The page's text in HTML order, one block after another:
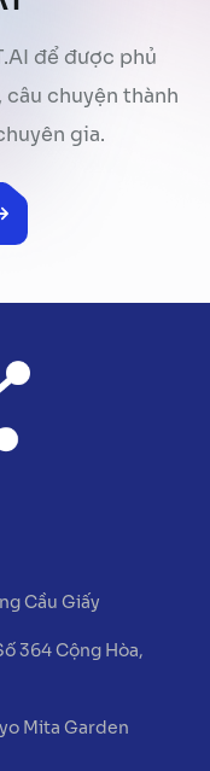
để được phủ
chuyện thành
gia.
Cầu Giấy
364 Cộng Hòa,
Mita Garden